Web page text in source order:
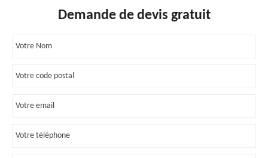
Demande de devis gratuit